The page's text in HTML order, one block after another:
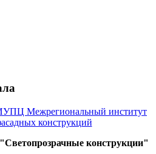
конструкции"